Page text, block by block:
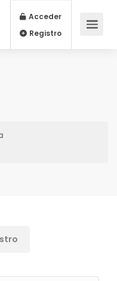
Acceder
Registro